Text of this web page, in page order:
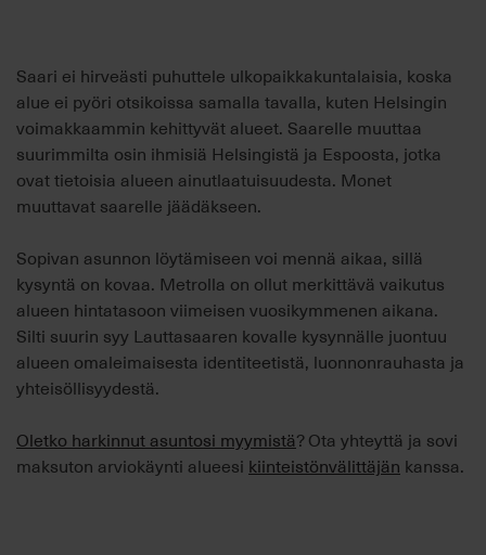
Saari ei hirveästi puhuttele ulkopaikkakuntalaisia, koska
alue ei pyöri otsikoissa samalla tavalla, kuten Helsingin
voimakkaammin kehittyvät alueet. Saarelle muuttaa
suurimmilta osin ihmisiä Helsingistä ja Espoosta, jotka
ovat tietoisia alueen ainutlaatuisuudesta. Monet
muuttavat saarelle jäädäkseen.
Sopivan asunnon löytämiseen voi mennä aikaa, sillä
kysyntä on kovaa. Metrolla on ollut merkittävä vaikutus
alueen hintatasoon viimeisen vuosikymmenen aikana.
Silti suurin syy Lauttasaaren kovalle kysynnälle juontuu
alueen omaleimaisesta identiteetistä, luonnonrauhasta ja
yhteisöllisyydestä.
Oletko harkinnut asuntosi myymistä? Ota yhteyttä ja sovi
maksuton arviokäynti alueesi kiinteistönvälittäjän kanssa.